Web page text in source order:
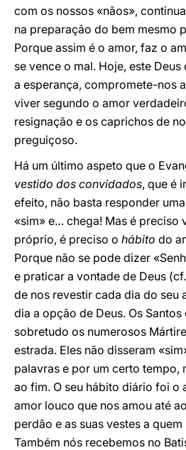
com os nossos «nãos»,
na preparação do bem mesmo
Porque assim é o amor, faz o
se vence o mal. Hoje, este
a esperança, compromete-nos
viver segundo o amor
resignação e os caprichos de
preguiçoso.
Há um último aspeto que o
vestido dos convidados, que é
efeito, não basta responder
«sim» e… chega! Mas é preciso
próprio, é preciso o hábito do
Porque não se pode dizer
e praticar a vontade de Deus (cf.
de nos revestir cada dia do seu
dia a opção de Deus. Os
sobretudo os numerosos
estrada. Eles não disseram
palavras e por um certo tempo,
ao fim. O seu hábito diário foi o
amor louco que nos amou até
perdão e as suas vestes a
Também nós recebemos no